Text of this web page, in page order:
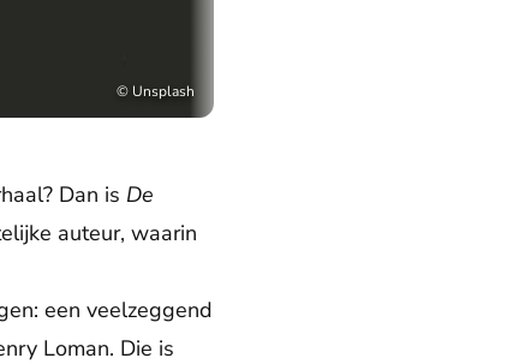
© Unsplash
Dan is De
auteur, waarin
een veelzeggend
Loman. Die is